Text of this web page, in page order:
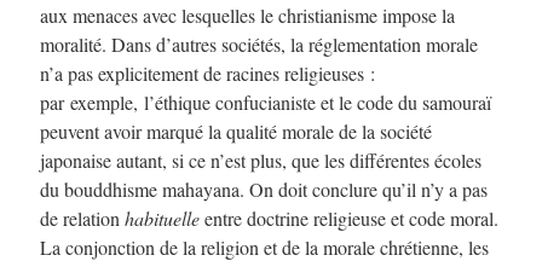
aux menaces avec lesquelles le christianisme impose la
moralité. Dans d’autres sociétés, la réglementation morale
n’a pas explicitement de racines religieuses :
par exemple, l’éthique confucianiste et le code du samouraï
peuvent avoir marqué la qualité morale de la société
japonaise autant, si ce n’est plus, que les différentes écoles
du bouddhisme mahayana. On doit conclure qu’il n’y a pas
de relation habituelleentre doctrine religieuse et code moral.
La conjonction de la religion et de la morale chrétienne, les